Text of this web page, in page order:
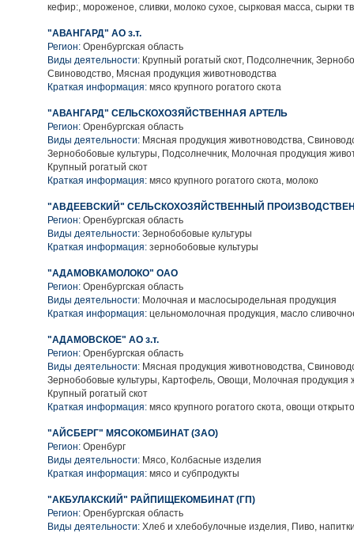
кефир:, мороженое, сливки, молоко сухое, сырковая масса, сырки
"АВАНГАРД" АО з.т.
Регион: Оренбургская область
Виды деятельности: Крупный рогатый скот, Подсолнечник,
Свиноводство, Мясная продукция животноводства
Краткая информация: мясо крупного рогатого скота
"АВАНГАРД" СЕЛЬСКОХОЗЯЙСТВЕННАЯ АРТЕЛЬ
Регион: Оренбургская область
Виды деятельности: Мясная продукция животноводства,
Зернобобовые культуры, Подсолнечник, Молочная продукция
Крупный рогатый скот
Краткая информация: мясо крупного рогатого скота, молоко
"АВДЕЕВСКИЙ" СЕЛЬСКОХОЗЯЙСТВЕННЫЙ
Регион: Оренбургская область
Виды деятельности: Зернобобовые культуры
Краткая информация: зернобобовые культуры
"АДАМОВКАМОЛОКО" ОАО
Регион: Оренбургская область
Виды деятельности: Молочная и маслосыродельная продукция
Краткая информация: цельномолочная продукция, масло
"АДАМОВСКОЕ" АО з.т.
Регион: Оренбургская область
Виды деятельности: Мясная продукция животноводства,
Зернобобовые культуры, Картофель, Овощи, Молочная продукция
Крупный рогатый скот
Краткая информация: мясо крупного рогатого скота, овощи
"АЙСБЕРГ" МЯСОКОМБИНАТ (ЗАО)
Регион: Оренбург
Виды деятельности: Мясо, Колбасные изделия
Краткая информация: мясо и субпродукты
"АКБУЛАКСКИЙ" РАЙПИЩЕКОМБИНАТ (ГП)
Регион: Оренбургская область
Виды деятельности: Хлеб и хлебобулочные изделия, Пиво,